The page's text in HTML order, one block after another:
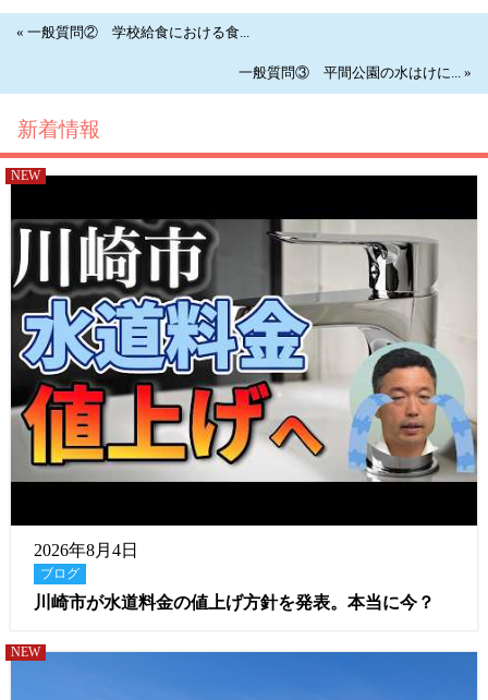
« 一般質問② 学校給食における食...
一般質問③ 平間公園の水はけに... »
新着情報
NEW
2026年8月4日
ブログ
川崎市が水道料金の値上げ方針を発表。本当に今？
NEW